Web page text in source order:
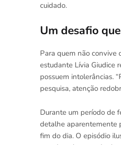
cuidado.
Um desafio
Para quem não convive
estudante Lívia Giudice
possuem intolerâncias.
pesquisa, atenção
Durante um período de
detalhe aparentemente
fim do dia. O episódio